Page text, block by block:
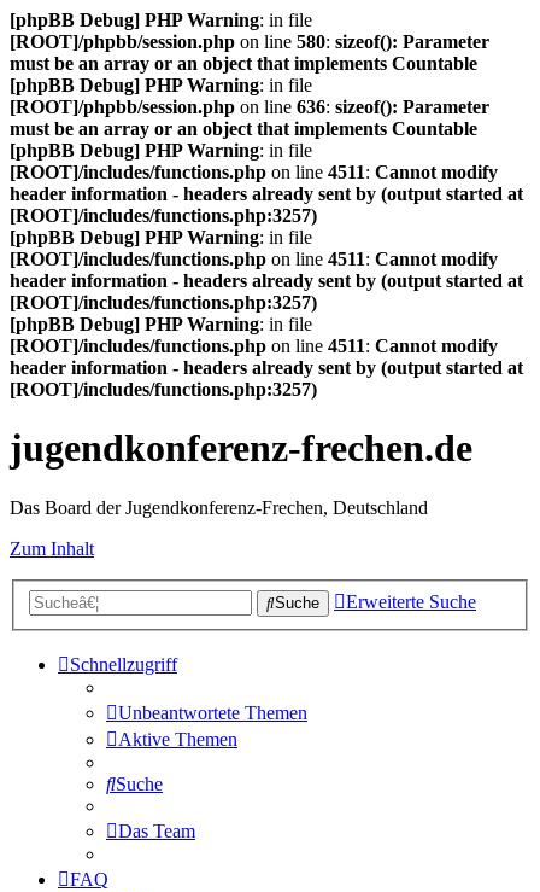
[phpBB Debug] PHP Warning: in file
[ROOT]/phpbb/session.php on line 580: sizeof(): Parameter
must be an array or an object that implements Countable
[phpBB Debug] PHP Warning: in file
[ROOT]/phpbb/session.php on line 636: sizeof(): Parameter
must be an array or an object that implements Countable
[phpBB Debug] PHP Warning: in file
[ROOT]/includes/functions.php on line 4511: Cannot modify
header information - headers already sent by (output started at
[ROOT]/includes/functions.php:3257)
[phpBB Debug] PHP Warning: in file
[ROOT]/includes/functions.php on line 4511: Cannot modify
header information - headers already sent by (output started at
[ROOT]/includes/functions.php:3257)
[phpBB Debug] PHP Warning: in file
[ROOT]/includes/functions.php on line 4511: Cannot modify
header information - headers already sent by (output started at
[ROOT]/includes/functions.php:3257)
jugendkonferenz-frechen.de
Das Board der Jugendkonferenz-Frechen, Deutschland
Zum Inhalt
Suche Erweiterte Suche
Schnellzugriff
Unbeantwortete Themen
Aktive Themen
Suche
Das Team
FAQ